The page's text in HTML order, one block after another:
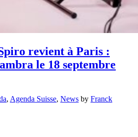
revient à Paris :
le 18 septembre
, Agenda Suisse, News by Franck